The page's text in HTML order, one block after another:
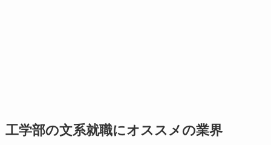
工学部の文系就職にオススメの業界